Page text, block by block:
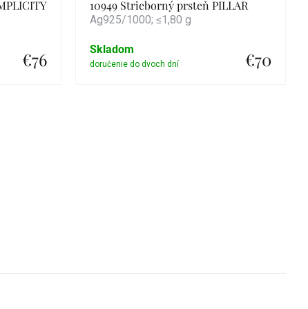
€76
10949 Strieborný prsteň PILLAR
Ag925/1000; ≤1,80 g
€70
Skladom